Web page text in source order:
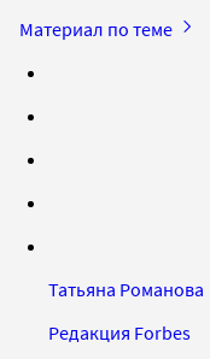
Материал по теме
Татьяна Романова
Редакция Forbes